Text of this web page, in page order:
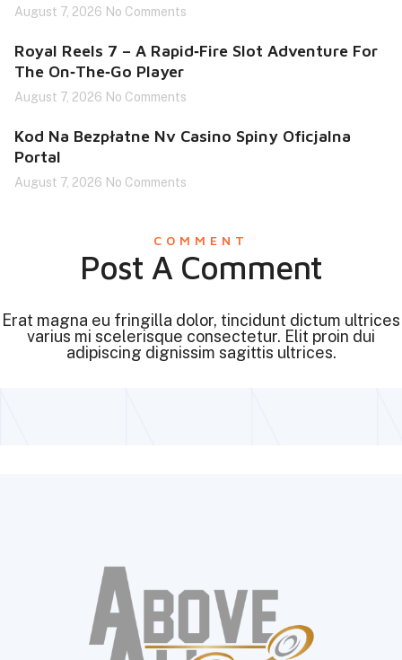
August 7, 2026 No Comments
Royal Reels 7 – A Rapid‑Fire Slot Adventure For
The On‑The‑Go Player
August 7, 2026 No Comments
Kod Na Bezpłatne Nv Casino Spiny Oficjalna
Portal
August 7, 2026 No Comments
COMMENT
Post A Comment
Erat magna eu fringilla dolor, tincidunt dictum ultrices
varius mi scelerisque consectetur. Elit proin dui
adipiscing dignissim sagittis ultrices.